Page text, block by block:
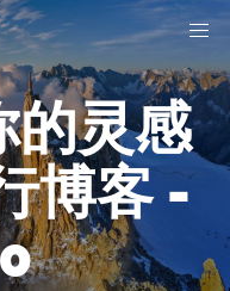
的灵感
博客 -